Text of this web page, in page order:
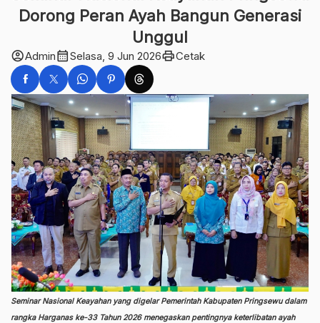
Dorong Peran Ayah Bangun Generasi
Unggul
account_circleAdmincalendar_monthSelasa, 9 Jun 2026printCetak
Seminar Nasional Keayahan yang digelar Pemerintah Kabupaten Pringsewu dalam
rangka Harganas ke-33 Tahun 2026 menegaskan pentingnya keterlibatan ayah